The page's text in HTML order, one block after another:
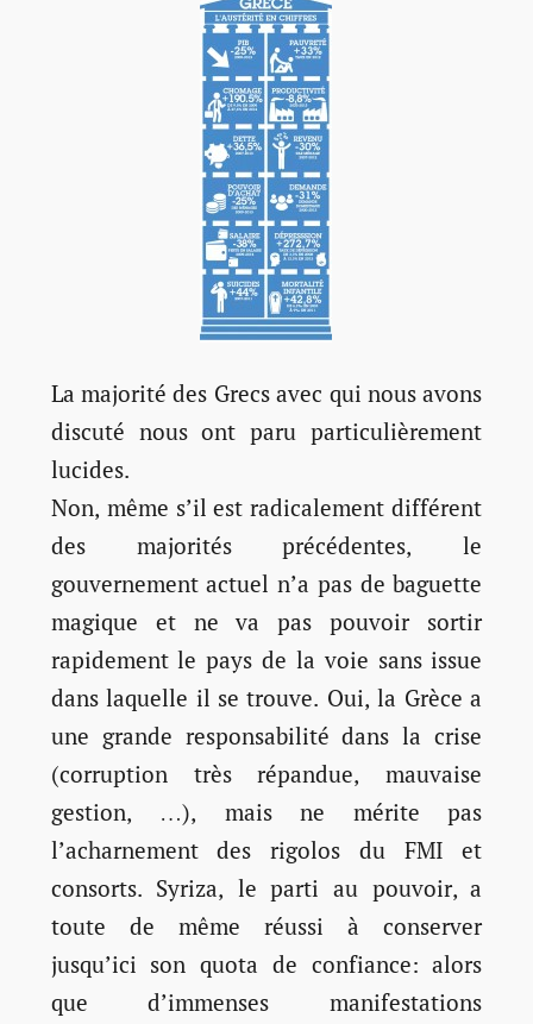
La majorité des Grecs avec qui nous avons
discuté nous ont paru particulièrement
lucides.
Non, même s’il est radicalement différent
des majorités précédentes, le
gouvernement actuel n’a pas de baguette
magique et ne va pas pouvoir sortir
rapidement le pays de la voie sans issue
dans laquelle il se trouve. Oui, la Grèce a
une grande responsabilité dans la crise
(corruption très répandue, mauvaise
gestion, …), mais ne mérite pas
l’acharnement des rigolos du FMI et
consorts. Syriza, le parti au pouvoir, a
toute de même réussi à conserver
jusqu’ici son quota de confiance: alors
que d’immenses manifestations